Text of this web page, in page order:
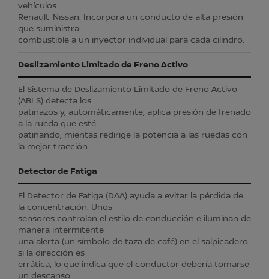
vehículos
Renault-Nissan. Incorpora un conducto de alta presión
que suministra
combustible a un inyector individual para cada cilindro.
Deslizamiento Limitado de Freno Activo
El Sistema de Deslizamiento Limitado de Freno Activo
(ABLS) detecta los
patinazos y, automáticamente, aplica presión de frenado
a la rueda que esté
patinando, mientas redirige la potencia a las ruedas con
la mejor tracción.
Detector de Fatiga
El Detector de Fatiga (DAA) ayuda a evitar la pérdida de
la concentración. Unos
sensores controlan el estilo de conducción e iluminan de
manera intermitente
una alerta (un símbolo de taza de café) en el salpicadero
si la dirección es
errática, lo que indica que el conductor debería tomarse
un descanso.